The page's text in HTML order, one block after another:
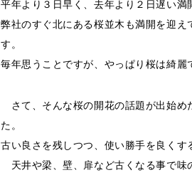
平年より３日早く、去年より２日遅い満
弊社のすぐ北にある桜並木も満開を迎
す。
毎年思うことですが、やっぱり桜は綺麗
さて、そんな桜の開花の話題が出始め
た。
古い良さを残しつつ、使い勝手を良くす
天井や梁、壁、扉など古くなる事で味